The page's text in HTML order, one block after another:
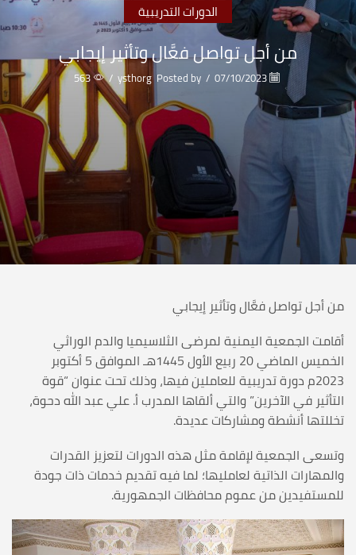
الدورات التدريبية
من أجل تواصل فعَّال وتأثير إيجابي
07/10/2023
/
Posted by
ysthorg
/
563
من أجل تواصل فعَّال وتأثير إيجابي
أقامت الجمعية اليمنية لمرضى الثلاسيميا والدم الوراثي
الخميس الماضي 20 ربيع الأول 1445هـ الموافق 5 أكتوبر
2023م دورة تدريبية للعاملين فيها، وذلك تحت عنوان “قوة
التأثير في الآخرين” والتي ألقاها المدرب أ. علي عبد الله دحوة،
تخللتها أنشطة ومشاركات عديدة.
وتسعى الجمعية لإقامة مثل هذه الدورات لتعزيز القدرات
والمهارات الذاتية لعامليها؛ لما فيه تقديم خدمات ذات جودة
للمستفيدين من عموم محافظات الجمهورية.